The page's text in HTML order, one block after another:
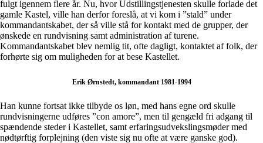
fulgt igennem flere år. Nu, hvor Udstillingstjenesten skulle forlade det
gamle Kastel, ville han derfor foreslå, at vi kom i ”stald” under
kommandantskabet, der så ville stå for kontakt med de grupper, der
ønskede en rundvisning samt administration af turene.
Kommandantskabet blev nemlig tit, ofte dagligt, kontaktet af folk, der
forhørte sig om muligheden for at bese Kastellet.
Erik Ørnstedt, kommandant 1981-1994
Han kunne fortsat ikke tilbyde os løn, med hans egne ord skulle
rundvisningerne udføres ”con amore”, men til gengæld fri adgang til
spændende steder i Kastellet, samt erfaringsudvekslingsmøder med
nødtørftig forplejning (den viste sig nu ofte at være ganske god).